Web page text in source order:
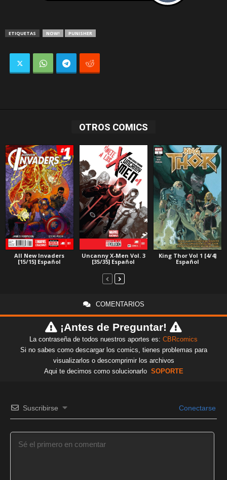
ETIQUETAS NOW! PUNISHER
OTROS COMICS
All New Invaders
[15/15] Español
Uncanny X-Men Vol. 3
[35/35] Español
King Thor Vol 1 [4/4]
Español
COMENTARIOS
¡Antes de Preguntar!
La contraseña de todos nuestros aportes es: CBRcomics
Si no sabes como descargar los comics, tienes problemas para
visualizarlos o descomprimir los archivos
Aqui te decimos como solucionarlo SOPORTE
Suscribirse Conectarse